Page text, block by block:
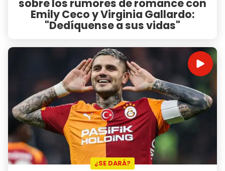
sobre los rumores de romance con
Emily Ceco y Virginia Gallardo:
"Dedíquense a sus vidas"
¿SE DARÁ?